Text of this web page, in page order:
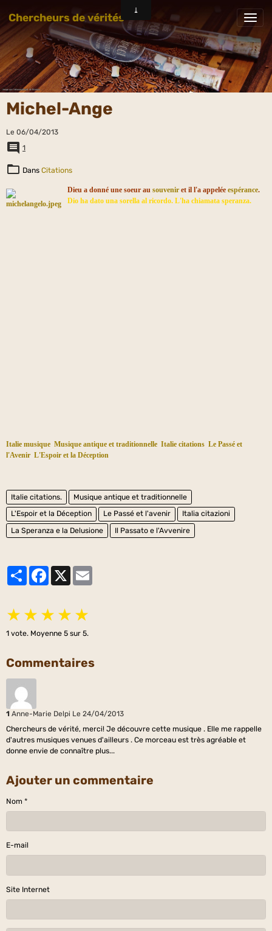
Chercheurs de vérités
Michel-Ange
Le 06/04/2013
1
Dans Citations
Dieu a donné une soeur au souvenir et il l'a appelée espérance.
Dio ha dato una sorella al ricordo. L'ha chiamata speranza.
Italie musique Musique antique et traditionnelle Italie citations Le Passé et
l'Avenir L'Espoir et la Déception
Italie citations.
Musique antique et traditionnelle
L'Espoir et la Déception
Le Passé et l'avenir
Italia citazioni
La Speranza e la Delusione
Il Passato e l'Avvenire
PartagerFacebook
★ ★ ★ ★ ★
1 vote. Moyenne 5 sur 5.
Commentaires
1 Anne-Marie Delpi Le 24/04/2013
Chercheurs de vérité, merci! Je découvre cette musique . Elle me rappelle
d'autres musiques venues d'ailleurs . Ce morceau est très agréable et
donne envie de connaître plus...
Ajouter un commentaire
Nom
E-mail
Site Internet